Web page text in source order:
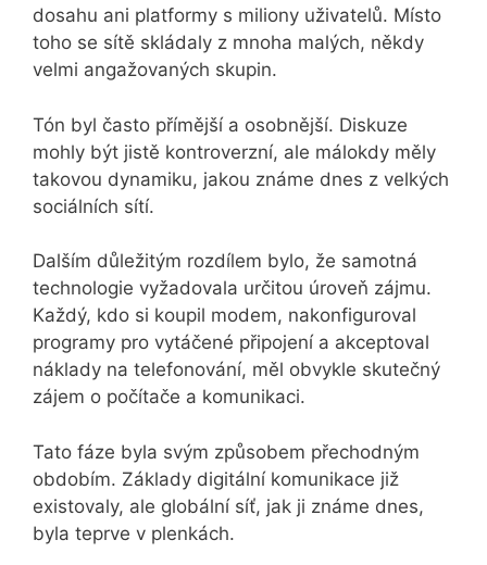
dosahu ani platformy s miliony uživatelů. Místo
toho se sítě skládaly z mnoha malých, někdy
velmi angažovaných skupin.
Tón byl často přímější a osobnější. Diskuze
mohly být jistě kontroverzní, ale málokdy měly
takovou dynamiku, jakou známe dnes z velkých
sociálních sítí.
Dalším důležitým rozdílem bylo, že samotná
technologie vyžadovala určitou úroveň zájmu.
Každý, kdo si koupil modem, nakonfiguroval
programy pro vytáčené připojení a akceptoval
náklady na telefonování, měl obvykle skutečný
zájem o počítače a komunikaci.
Tato fáze byla svým způsobem přechodným
obdobím. Základy digitální komunikace již
existovaly, ale globální síť, jak ji známe dnes,
byla teprve v plenkách.